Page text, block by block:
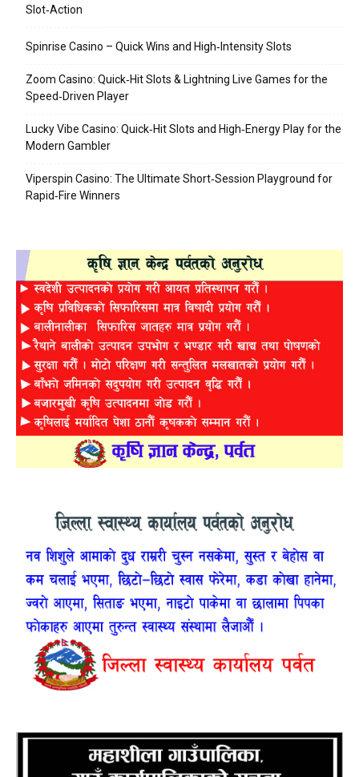
Slot‑Action
Spinrise Casino – Quick Wins and High‑Intensity Slots
Zoom Casino: Quick‑Hit Slots & Lightning Live Games for the
Speed‑Driven Player
Lucky Vibe Casino: Quick‑Hit Slots and High‑Energy Play for the
Modern Gambler
Viperspin Casino: The Ultimate Short‑Session Playground for
Rapid‑Fire Winners